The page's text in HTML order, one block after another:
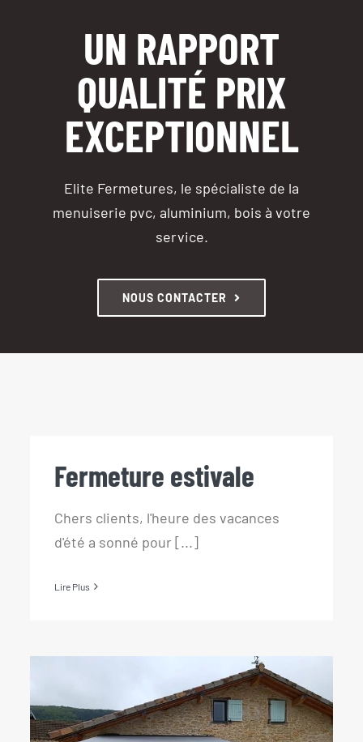
UN RAPPORT
QUALITÉ PRIX
EXCEPTIONNEL
Elite Fermetures, le spécialiste de la
menuiserie pvc, aluminium, bois à votre
service.
NOUS CONTACTER
Fermeture estivale
Chers clients, l'heure des vacances
d'été a sonné pour [...]
Lire Plus